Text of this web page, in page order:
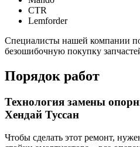
CTR
Lemforder
Специалисты нашей компании
безошибочную покупку
Порядок работ
Технология замены
Хендай Туссан
Чтобы сделать этот ремонт,